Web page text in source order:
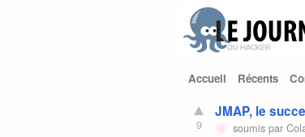
Accueil Récents
9
JMAP, le
soumis par